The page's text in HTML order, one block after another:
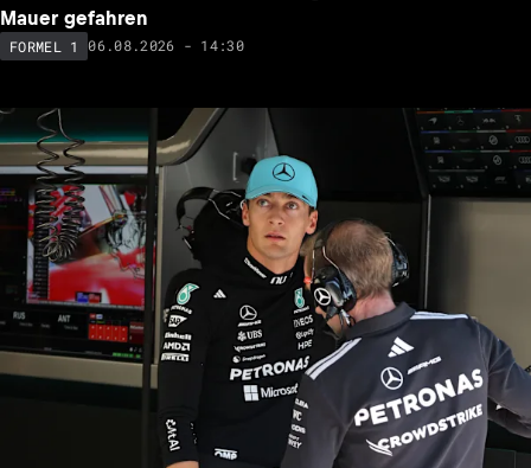
Mauer gefahren
FORMEL 1 06.08.2026 - 14:30